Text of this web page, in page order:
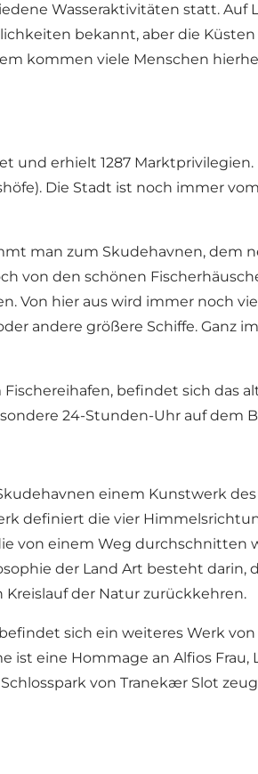
Wasseraktivitäten statt. Auf
bekannt, aber die
kommen viele Menschen
erhielt 1287
Die Stadt ist noch immer
man zum Skudehavnen, dem
von den schönen
Von hier aus wird immer noch
andere größere Schiffe.
befindet sich das
24-Stunden-Uhr auf dem
einem Kunstwerk
definiert die vier
von einem Weg
der Land Art besteht
der Natur zurückkehren.
sich ein weiteres Werk
ist eine Hommage an Alfios
von Tranekær Slot